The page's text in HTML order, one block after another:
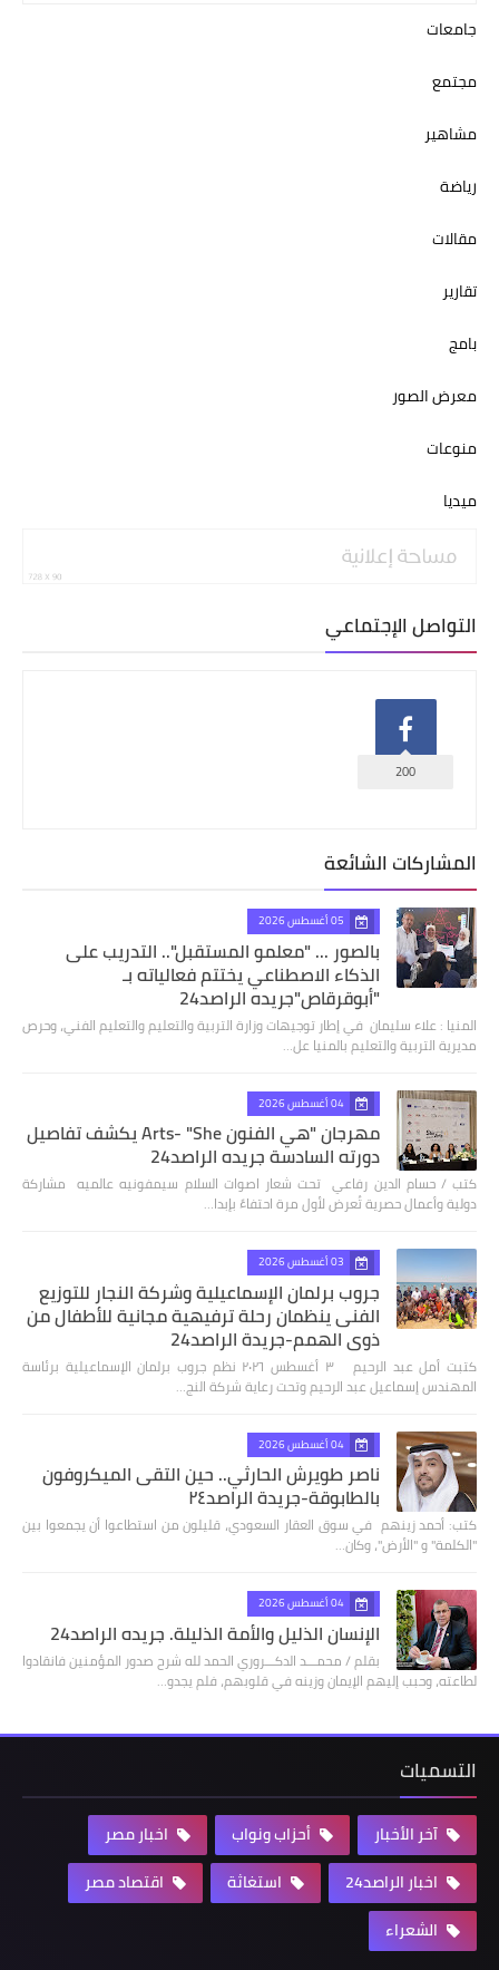
جامعات
مجتمع
مشاهير
رياضة
مقالات
تقارير
بامج
معرض الصور
منوعات
ميديا
التواصل الإجتماعي
200
المشاركات الشائعة
05 أغسطس 2026
بالصور ... "معلمو المستقبل".. التدريب على
الذكاء الاصطناعي يختتم فعالياته بـ
"أبوقرقاص"جريده الراصد24
المنيا : علاء سليمان في إطار توجيهات وزارة التربية والتعليم والتعليم الفني، وحرص
مديرية التربية والتعليم بالمنيا عل…
04 أغسطس 2026
مهرجان "هي الفنون Arts- "She يكشف تفاصيل
دورته السادسة جريده الراصد24
كتب / حسام الدين رفاعي تحت شعار اصوات السلام سيمفونيه عالميه مشاركة
دولية وأعمال حصرية تُعرض لأول مرة احتفاءً بإبدا…
03 أغسطس 2026
جروب برلمان الإسماعيلية وشركة النجار للتوزيع
الفنى ينظمان رحلة ترفيهية مجانية للأطفال من
ذوي الهمم-جريدة الراصد24
كتبت أمل عبد الرحيم ٣ أغسطس ٢٠٢٦ نظم جروب برلمان الإسماعيلية برئاسة
المهندس إسماعيل عبد الرحيم وتحت رعاية شركة النج…
04 أغسطس 2026
ناصر طويرش الحارثي.. حين التقى الميكروفون
بالطابوقة-جريدة الراصد٢٤
كتب: أحمد زينهم في سوق العقار السعودي، قليلون من استطاعوا أن يجمعوا بين
"الكلمة" و "الأرض"، وكان…
04 أغسطس 2026
الإنسان الذليل والأمة الذليلة. جريده الراصد24
بقلم / محمـــد الدكـــروري الحمد لله شرح صدور المؤمنين فانقادوا
لطاعته، وحبب إليهم الإيمان وزينه في قلوبهم، فلم يجدو…
التسميات
آخر الأخبار أحزاب ونواب
اخبار مصر
اخبار الراصد24
استغاثة
اقتصاد مصر
الشعراء